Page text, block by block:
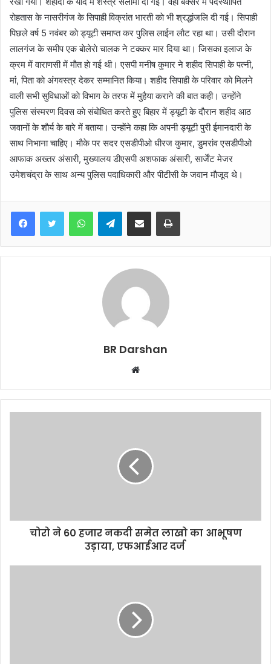
राेहतास के नासरीगंज के सिपाही विक्रांत भारती काे भी श्रद्धांजलि दी गई। सिपाही
पिछले वर्ष 5 नवंबर काे ड्यूटी समाप्त कर पुलिस लाईन लाैट रहा था। उसी दाैरान
लालगंज के समीप एक बाेलेराे चालक ने टक्कर मार दिया था। जिसका इलाज के
क्रम में वाराणसी में माैत हाे गई थी। एसपी मनीष कुमार ने शहीद सिपाही के पत्नी,
मां, पिता काे अंगवस्त्र देकर सम्मानित किया। शहीद सिपाही के परिवार काे मिलने
वाली सभी सुविधाओं काे विभाग के तरफ में मुहैया कराने की बात कही। उन्हाेंने
पुलिस संस्मरण दिवस काे संबाेधित करते हुए बिहार में ड्यूटी के दाैरान शहीद आठ
जवानाें के शाैर्य के बारे में बताया। उन्हाेंने कहा कि अपनी ड्यूटी पुरी ईमानदारी के
साथ निभाना चाहिए। माैके पर सदर एसडीपीओ धीरज कुमार, डुमरांव एसडीपीओ
आफाक अख्तर अंसारी, मुख्यालय डीएसपी अशफाक अंसारी, सार्जेंट मेजर
उमेशचंद्रा के साथ अन्य पुलिस पदाधिकारी और पीटीसी के जवान माैजूद थे।
Telegram
BR Darshan
b
s
e
चोरो ने 60 हजार नकदी समेत लाखो का आभूषण
उड़ाया, एफआईआर दर्ज